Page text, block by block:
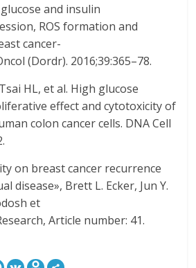
and insulin
ROS formation and
cancer-
(Dordr). 2016;39:365–78.
HL, et al. High glucose
effect and cytotoxicity of
colon cancer cells. DNA Cell
on breast cancer recurrence
disease», Brett L. Ecker, Jun Y.
et
Article number: 41.